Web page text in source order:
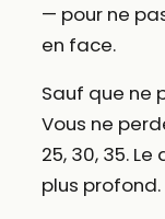
— pour ne
en face.
Sauf que ne
Vous ne
25, 30, 35.
plus profond.